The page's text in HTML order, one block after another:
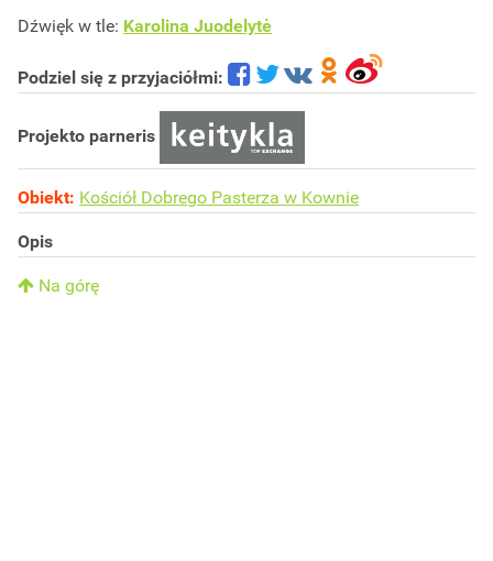
Dźwięk w tle: Karolina Juodelytė
Podziel się z przyjaciółmi:
Projekto parneris
Obiekt: Kościół Dobrego Pasterza w Kownie
Opis
Na górę